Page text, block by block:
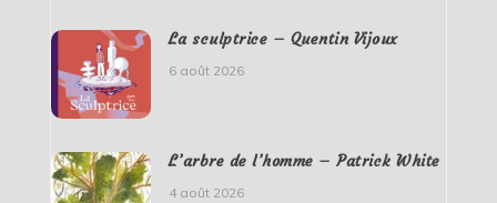
La sculptrice – Quentin Vijoux
6 août 2026
L’arbre de l’homme – Patrick White
4 août 2026